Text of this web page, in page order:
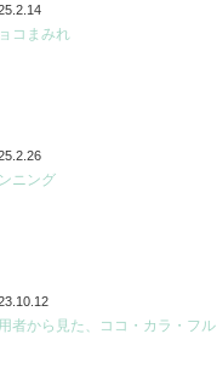
コまみれ
ニング
者から見た、ココ・カラ・フル